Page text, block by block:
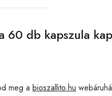
60 db kapszula
meg a bioszallito.hu